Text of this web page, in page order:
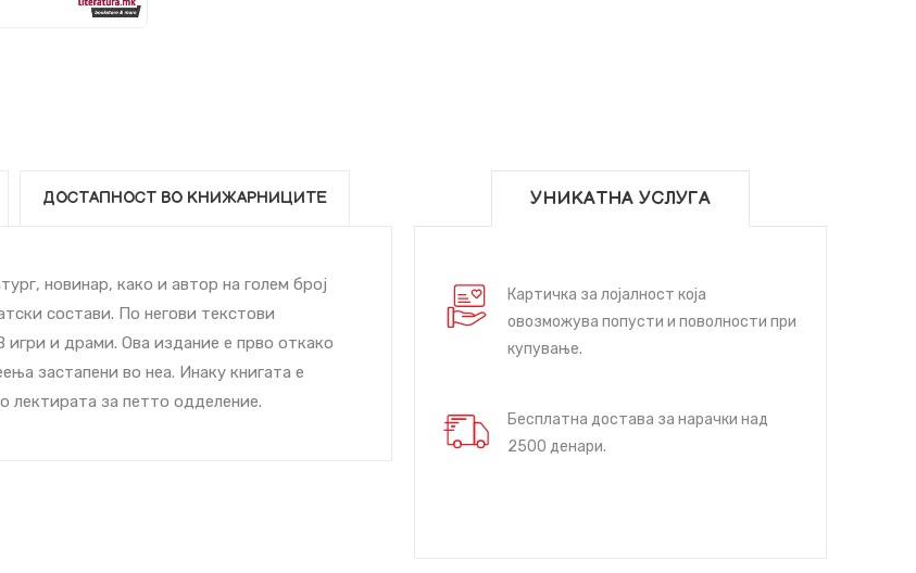
ДОСТАПНОСТ ВО КНИЖАРНИЦИТЕ
новинар, како и автор на голем број
состави. По негови текстови
и драми. Ова издание е прво откако
застапени во неа. Инаку книгата е
лектирата за петто одделение.
УНИКАТНА УСЛУГА
Картичка за лојалност која
овозможува попусти и поволности при
купување.
Бесплатна достава за нарачки над
2500 денари.